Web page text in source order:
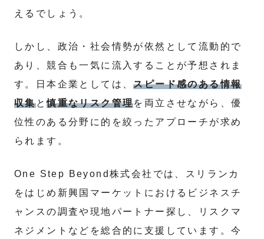
えるでしょう。
しかし、政治・社会情勢が依然として流動的で
あり、競合も一気に流入することが予想されま
す。日本企業としては、スピード感のある情報
収集と慎重なリスク管理を両立させながら、優
位性のある分野に的を絞ったアプローチが求め
られます。
One Step Beyond株式会社では、スリランカ
をはじめ新興国マーケットにおけるビジネスチ
ャンスの調査や現地パートナー探し、リスクマ
ネジメントなどを総合的に支援しています。今